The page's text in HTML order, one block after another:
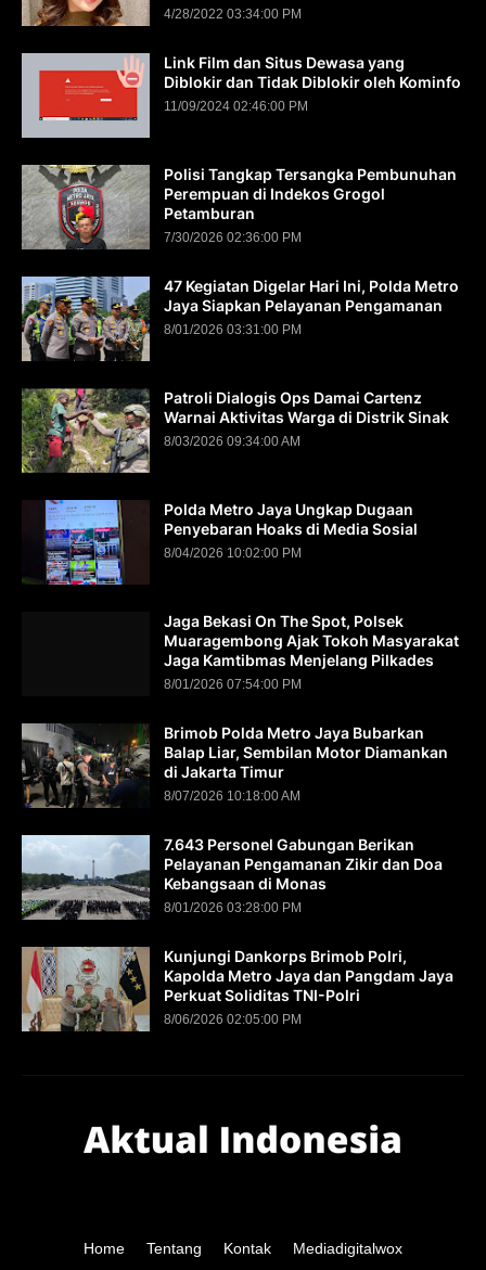
4/28/2022 03:34:00 PM
Link Film dan Situs Dewasa yang
Diblokir dan Tidak Diblokir oleh Kominfo
11/09/2024 02:46:00 PM
Polisi Tangkap Tersangka Pembunuhan
Perempuan di Indekos Grogol
Petamburan
7/30/2026 02:36:00 PM
47 Kegiatan Digelar Hari Ini, Polda Metro
Jaya Siapkan Pelayanan Pengamanan
8/01/2026 03:31:00 PM
Patroli Dialogis Ops Damai Cartenz
Warnai Aktivitas Warga di Distrik Sinak
8/03/2026 09:34:00 AM
Polda Metro Jaya Ungkap Dugaan
Penyebaran Hoaks di Media Sosial
8/04/2026 10:02:00 PM
Jaga Bekasi On The Spot, Polsek
Muaragembong Ajak Tokoh Masyarakat
Jaga Kamtibmas Menjelang Pilkades
8/01/2026 07:54:00 PM
Brimob Polda Metro Jaya Bubarkan
Balap Liar, Sembilan Motor Diamankan
di Jakarta Timur
8/07/2026 10:18:00 AM
7.643 Personel Gabungan Berikan
Pelayanan Pengamanan Zikir dan Doa
Kebangsaan di Monas
8/01/2026 03:28:00 PM
Kunjungi Dankorps Brimob Polri,
Kapolda Metro Jaya dan Pangdam Jaya
Perkuat Soliditas TNI-Polri
8/06/2026 02:05:00 PM
Home Tentang Kontak Mediadigitalwox